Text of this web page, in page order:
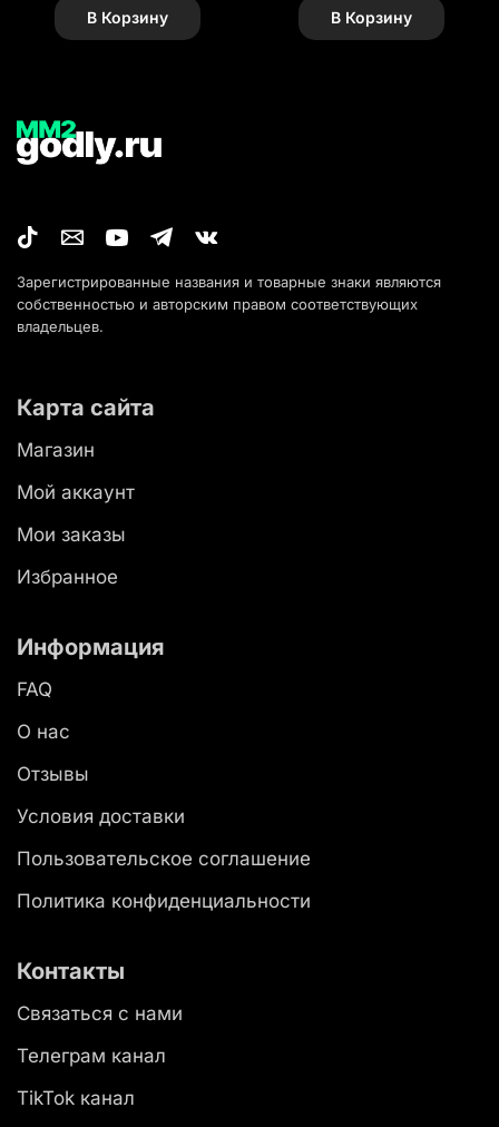
В Корзину В Корзину
Зарегистрированные названия и товарные знаки являются
собственностью и авторским правом соответствующих
владельцев.
Карта сайта
Магазин
Мой аккаунт
Мои заказы
Избранное
Информация
FAQ
О нас
Отзывы
Условия доставки
Пользовательское соглашение
Политика конфиденциальности
Контакты
Связаться с нами
Телеграм канал
TikTok канал